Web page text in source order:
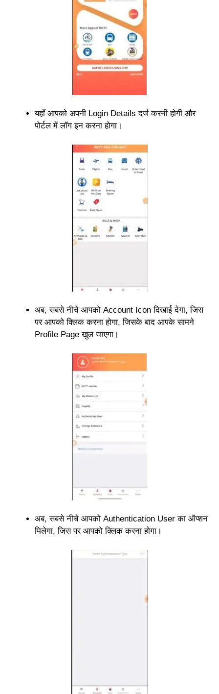
यहाँ आपको अपनी Login Details दर्ज करनी होगी और
पोर्टल में लॉग इन करना होगा।
अब, सबसे नीचे आपको Account Icon दिखाई देगा, जिस
पर आपको क्लिक करना होगा, जिसके बाद आपके सामने
Profile Page खुल जाएगा।
अब, सबसे नीचे आपको Authentication User का ऑप्शन
मिलेगा, जिस पर आपको क्लिक करना होगा।